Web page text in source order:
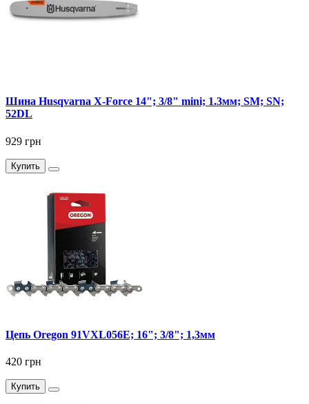
Шина Husqvarna X-Force 14"; 3/8" mini; 1.3мм; SM; SN;
52DL
929 грн
Купить
Цепь Oregon 91VXL056E; 16"; 3/8"; 1,3мм
420 грн
Купить